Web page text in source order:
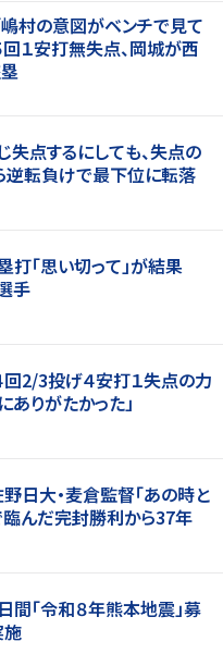
嶋村の意図がベンチで見て
回１安打無失点、岡城が西
失点するにしても、失点の
逆転負けで最下位に転落
「思い切って」が結果
手
回2/3投げ４安打１失点の力
りがたかった」
日大・麦倉監督「あの時と
臨んだ完封勝利から37年
間「令和８年熊本地震」募
施